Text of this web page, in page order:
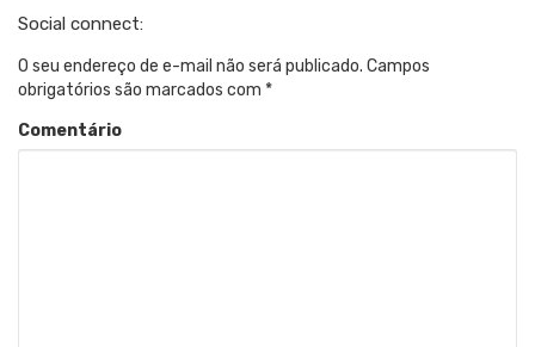
Social connect:
O seu endereço de e-mail não será publicado. Campos
obrigatórios são marcados com *
Comentário